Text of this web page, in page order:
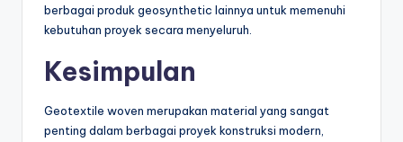
berbagai produk geosynthetic lainnya untuk memenuhi
kebutuhan proyek secara menyeluruh.
Kesimpulan
Geotextile woven merupakan material yang sangat
penting dalam berbagai proyek konstruksi modern,